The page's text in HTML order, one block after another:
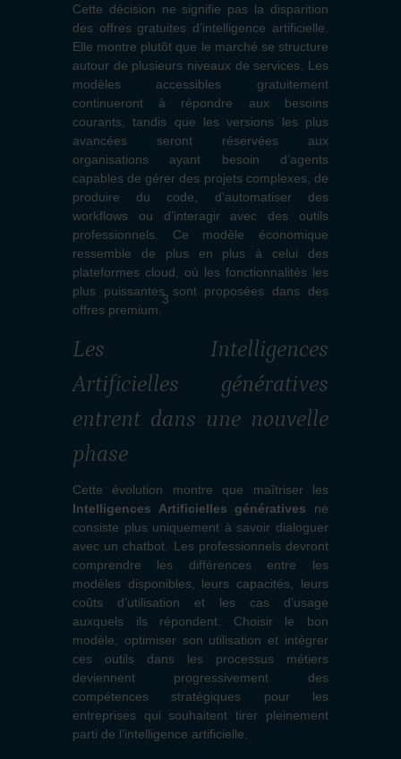
Cette décision ne signifie pas la disparition
des offres gratuites d’intelligence artificielle.
Elle montre plutôt que le marché se structure
autour de plusieurs niveaux de services. Les
modèles accessibles gratuitement
continueront à répondre aux besoins
courants, tandis que les versions les plus
avancées seront réservées aux
organisations ayant besoin d’agents
capables de gérer des projets complexes, de
produire du code, d’automatiser des
workflows ou d’interagir avec des outils
professionnels. Ce modèle économique
ressemble de plus en plus à celui des
plateformes cloud, où les fonctionnalités les
plus puissantes sont proposées dans des
offres premium.
3
Les Intelligences
Artificielles génératives
entrent dans une nouvelle
phase
Cette évolution montre que maîtriser les
Intelligences Artificielles génératives ne
consiste plus uniquement à savoir dialoguer
avec un chatbot. Les professionnels devront
comprendre les différences entre les
modèles disponibles, leurs capacités, leurs
coûts d’utilisation et les cas d’usage
auxquels ils répondent. Choisir le bon
modèle, optimiser son utilisation et intégrer
ces outils dans les processus métiers
deviennent progressivement des
compétences stratégiques pour les
entreprises qui souhaitent tirer pleinement
parti de l’intelligence artificielle.